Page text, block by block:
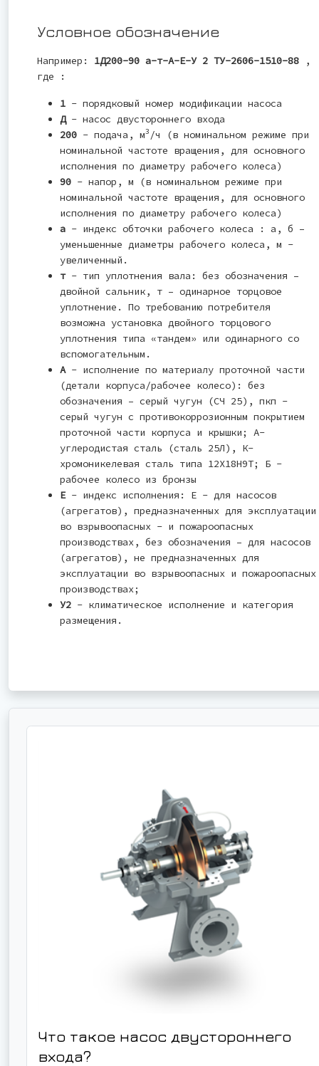
Условное обозначение
Например: 1Д200-90 а-т-А-Е-У 2 ТУ-2606-1510-88 ,
где :
1 - порядковый номер модификации насоса
Д- насос двустороннего входа
200 - подача, м3 /ч (в номинальном режиме при
номинальной частоте вращения, для основного
исполнения по диаметру рабочего колеса)
90 - напор, м (в номинальном режиме при
номинальной частоте вращения, для основного
исполнения по диаметру рабочего колеса)
а - индекс обточки рабочего колеса : а, б –
уменьшенные диаметры рабочего колеса, м -
увеличенный.
т- тип уплотнения вала: без обозначения –
двойной сальник, т – одинарное торцовое
уплотнение. По требованию потребителя
возможна установка двойного торцового
уплотнения типа «тандем» или одинарного со
вспомогательным.
А- исполнение по материалу проточной части
(детали корпуса/рабочее колесо): без
обозначения – серый чугун (СЧ 25), пкп -
серый чугун с противокоррозионным покрытием
проточной части корпуса и крышки; А-
углеродистая сталь (сталь 25Л), К-
хромоникелевая сталь типа 12Х18Н9Т; Б -
рабочее колесо из бронзы
Е - индекс исполнения: Е - для насосов
(агрегатов), предназначенных для эксплуатации
во взрывоопасных - и пожароопасных
производствах, без обозначения – для насосов
(агрегатов), не предназначенных для
эксплуатации во взрывоопасных и пожароопасных
производствах;
У2 - климатическое исполнение и категория
размещения.
Что такое насос двустороннего
входа?